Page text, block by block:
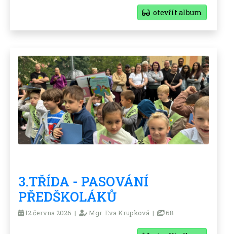
otevřít album
3.TŘÍDA - PASOVÁNÍ
PŘEDŠKOLÁKŮ
12.června 2026 | Mgr. Eva Krupková | 68